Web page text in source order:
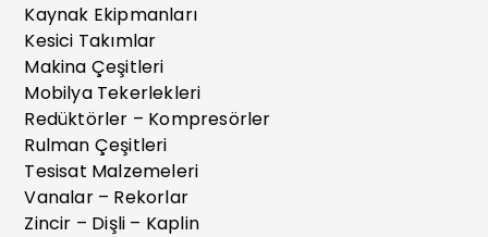
Kaynak Ekipmanları
Kesici Takımlar
Makina Çeşitleri
Mobilya Tekerlekleri
Redüktörler – Kompresörler
Rulman Çeşitleri
Tesisat Malzemeleri
Vanalar – Rekorlar
Zincir – Dişli – Kaplin